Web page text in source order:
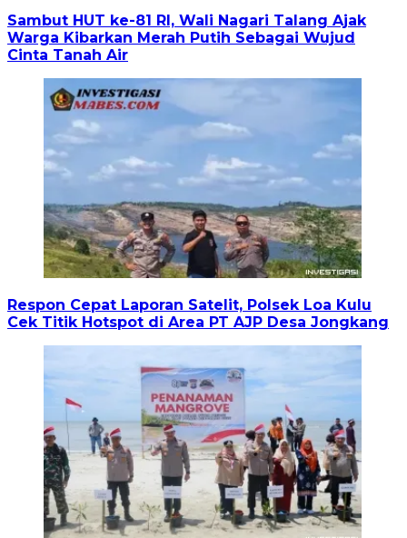
Sambut HUT ke-81 RI, Wali Nagari Talang Ajak
Warga Kibarkan Merah Putih Sebagai Wujud
Cinta Tanah Air
Respon Cepat Laporan Satelit, Polsek Loa Kulu
Cek Titik Hotspot di Area PT AJP Desa Jongkang